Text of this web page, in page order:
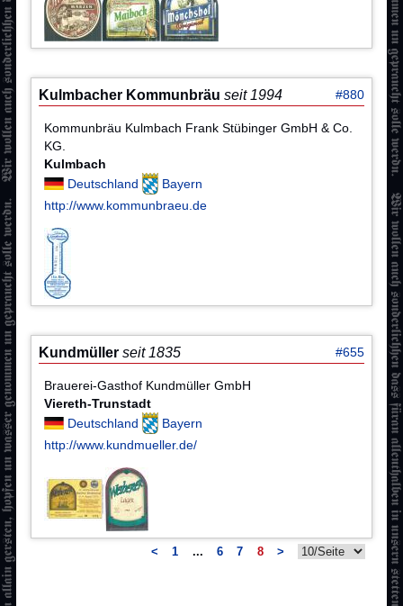
Kulmbacher Kommunbräu seit 1994 #880
Kommunbräu Kulmbach Frank Stübinger GmbH & Co.
KG.
Kulmbach
Deutschland
Bayern
http://www.kommunbraeu.de
Kundmüller seit 1835 #655
Brauerei-Gasthof Kundmüller GmbH
Viereth-Trunstadt
Deutschland
Bayern
http://www.kundmueller.de/
< 1 ... 6 7 8 >